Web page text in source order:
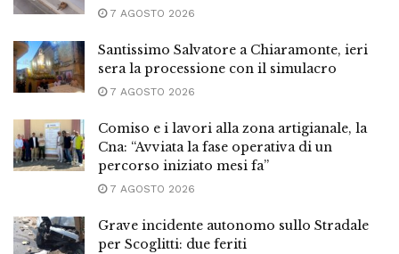
7 AGOSTO 2026
Santissimo Salvatore a Chiaramonte, ieri
sera la processione con il simulacro
7 AGOSTO 2026
Comiso e i lavori alla zona artigianale, la
Cna: “Avviata la fase operativa di un
percorso iniziato mesi fa”
7 AGOSTO 2026
Grave incidente autonomo sullo Stradale
per Scoglitti: due feriti